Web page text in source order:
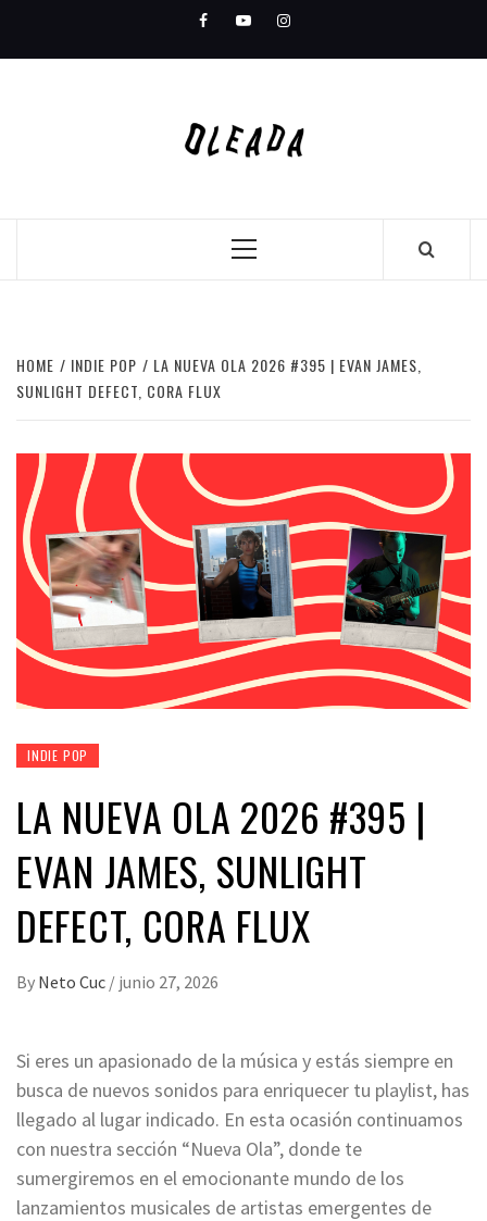
content
FacebookYoutubeInstagram
Primary
HOME INDIE POP
LA NUEVA OLA 2026 #395 | EVAN JAMES,
SUNLIGHT DEFECT, CORA FLUX
INDIE POP
LA NUEVA OLA 2026 #395 |
EVAN JAMES, SUNLIGHT
DEFECT, CORA FLUX
By Neto Cuc / junio 27, 2026
Si eres un apasionado de la música y estás siempre en
busca de nuevos sonidos para enriquecer tu playlist, has
llegado al lugar indicado. En esta ocasión continuamos
con nuestra sección “Nueva Ola”, donde te
sumergiremos en el emocionante mundo de los
lanzamientos musicales de artistas emergentes de